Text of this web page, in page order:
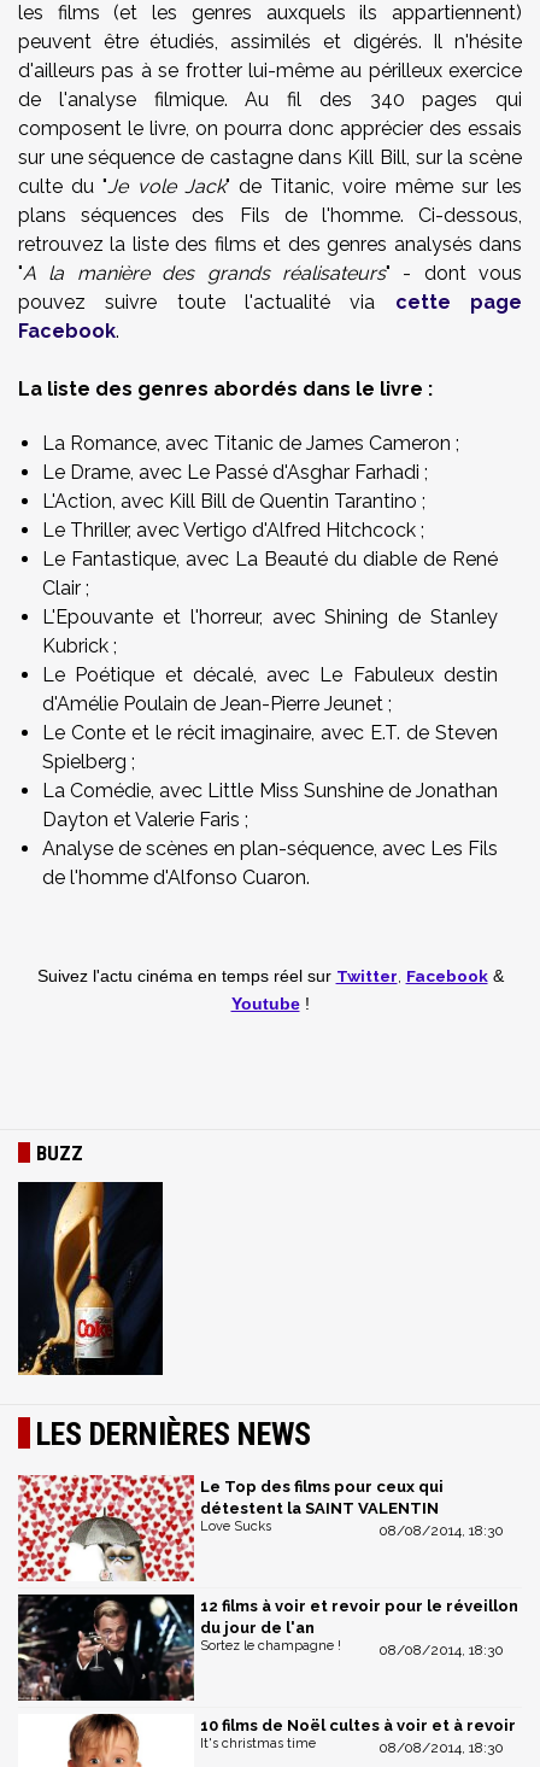
les films (et les genres auxquels ils appartiennent)
peuvent être étudiés, assimilés et digérés. Il n'hésite
d'ailleurs pas à se frotter lui-même au périlleux exercice
de l'analyse filmique. Au fil des 340 pages qui
composent le livre, on pourra donc apprécier des essais
sur une séquence de castagne dans Kill Bill, sur la scène
culte du "Je vole Jack" de Titanic, voire même sur les
plans séquences des Fils de l'homme. Ci-dessous,
retrouvez la liste des films et des genres analysés dans
"A la manière des grands réalisateurs" - dont vous
pouvez suivre toute l'actualité via cette page
Facebook.
La liste des genres abordés dans le livre :
La Romance, avec Titanic de James Cameron ;
Le Drame, avec Le Passé d'Asghar Farhadi ;
L'Action, avec Kill Bill de Quentin Tarantino ;
Le Thriller, avec Vertigo d'Alfred Hitchcock ;
Le Fantastique, avec La Beauté du diable de René
Clair ;
L'Epouvante et l'horreur, avec Shining de Stanley
Kubrick ;
Le Poétique et décalé, avec Le Fabuleux destin
d'Amélie Poulain de Jean-Pierre Jeunet ;
Le Conte et le récit imaginaire, avec E.T. de Steven
Spielberg ;
La Comédie, avec Little Miss Sunshine de Jonathan
Dayton et Valerie Faris ;
Analyse de scènes en plan-séquence, avec Les Fils
de l'homme d'Alfonso Cuaron.
Suivez l'actu cinéma en temps réel sur Twitter Facebook&
Youtube!
BUZZ
LES DERNIÈRES NEWS
Le Top des films pour ceux qui
détestent la SAINT VALENTIN
08/08/2014, 18:30
Love Sucks
12 films à voir et revoir pour le réveillon
du jour de l'an
08/08/2014, 18:30
Sortez le champagne !
10 films de Noël cultes à voir et à revoir
08/08/2014, 18:30
It's christmas time